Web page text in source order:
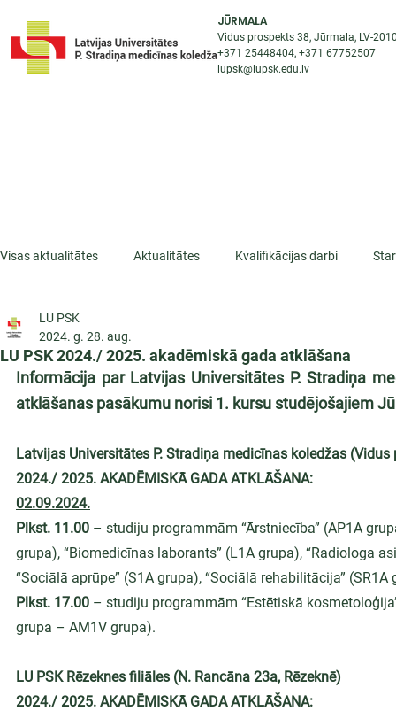
JŪRMALA
Vidus prospekts 38, Jūrmala, LV-
+371 25448404, +371 67752507
lupsk@lupsk.edu.lv
Visas aktualitātes Aktualitātes Kvalifikācijas darbi
ESF projekti
LU PSK 2024./ 2025. akadēmiskā gada atklāšana
LU PSK
2024. g. 28. aug.
Informācija par Latvijas Universitātes P. Stradiņa
atklāšanas pasākumu norisi 1. kursu studējošajiem
Latvijas Universitātes P. Stradiņa medicīnas koledžas
2024./ 2025. AKADĒMISKĀ GADA ATKLĀŠANA:
02.09.2024.
Plkst. 11.00 – studiju programmām “Ārstniecība” (AP1A
grupa), “Biomedicīnas laborants” (L1A grupa), “Radiologa
“Sociālā aprūpe” (S1A grupa), “Sociālā rehabilitācija” (SR1A
Plkst. 17.00 – studiju programmām “Estētiskā
grupa – AM1V grupa).
LU PSK Rēzeknes filiāles (N. Rancāna 23a, Rēzeknē)
2024./ 2025. AKADĒMISKĀ GADA ATKLĀŠANA: